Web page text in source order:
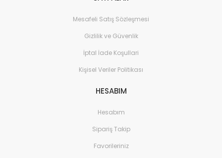
Mesafeli Satış Sözleşmesi
Gizlilik ve Güvenlik
İptal İade Koşullari
Kişisel Veriler Politikası
HESABIM
Hesabım
Sipariş Takip
Favorileriniz